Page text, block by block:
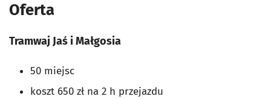
Oferta
Tramwaj Jaś i Małgosia
50 miejsc
koszt 650 zł na 2 h przejazdu